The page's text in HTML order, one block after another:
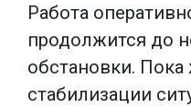
Работа
продолжится до
обстановки.
стабилизации